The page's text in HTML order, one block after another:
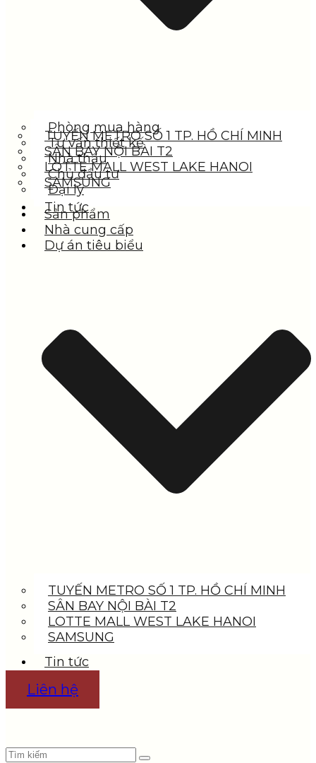
TUYẾN METRO SỐ 1 TP. HỒ CHÍ MINH
SÂN BAY NỘI BÀI T2
LOTTE MALL WEST LAKE HANOI
SAMSUNG
Tin tức
Phòng mua hàng
Tư vấn thiết kế
Nhà thầu
Chủ đầu tư
Đại lý
Sản phẩm
Nhà cung cấp
Dự án tiêu biểu
TUYẾN METRO SỐ 1 TP. HỒ CHÍ MINH
SÂN BAY NỘI BÀI T2
LOTTE MALL WEST LAKE HANOI
SAMSUNG
Tin tức
Liên hệ